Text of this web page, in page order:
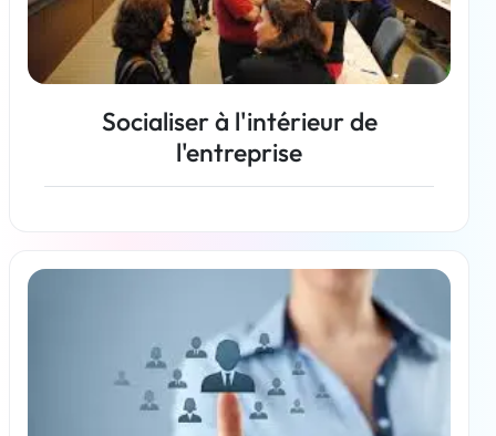
Socialiser à l'intérieur de
l'entreprise
En savoir plus